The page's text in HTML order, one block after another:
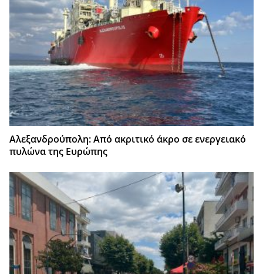
Αλεξανδρούπολη: Από ακριτικό άκρο σε ενεργειακό
πυλώνα της Ευρώπης